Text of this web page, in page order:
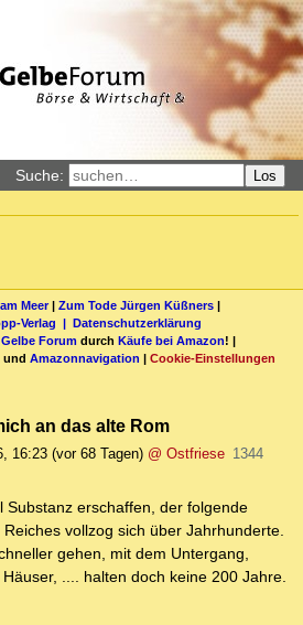
Suche: Los
Meer| Zum Tode Jürgen Küßners |
Verlag | Datenschutzerklärung
Forum durch Käufe bei Amazon! |
und Amazonnavigation | Cookie-Einstellungen
an das alte Rom
16:23 (vor 68 Tagen) @ Ostfriese 1344
Substanz erschaffen, der folgende
vollzog sich über Jahrhunderte.
gehen, mit dem Untergang,
.... halten doch keine 200 Jahre.